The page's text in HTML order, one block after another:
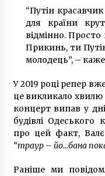
“Путін
для країни
відмінно.
Прикинь, ти
молодець”, –
У 2019 році репер
це викликало хвилю
концерт випав у
будівлі Одеського
про цей факт,
“траур – йо…бана
Раніше ми